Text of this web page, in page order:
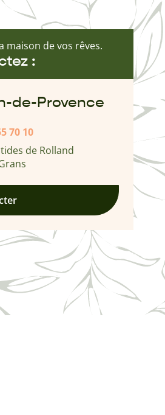
maison de vos rêves.
:
de-Provence
70 10
de Rolland